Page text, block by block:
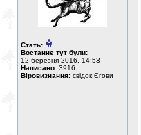
Стать:
Востаннє тут були:
12 березня 2016, 14:53
Написано: 3916
Віровизнання: свідок Єгови